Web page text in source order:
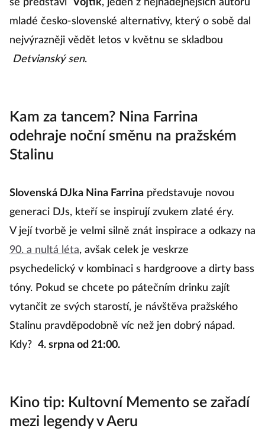
se představí Vojtik, jeden z nejnadějnějších autorů
mladé česko-slovenské alternativy, který o sobě dal
nejvýrazněji vědět letos v květnu se skladbou
Detvianský sen.
Kam za tancem? Nina Farrina
odehraje noční směnu na pražském
Stalinu
Slovenská DJka Nina Farrina představuje novou
generaci DJs, kteří se inspirují zvukem zlaté éry.
V její tvorbě je velmi silně znát inspirace a odkazy na
90. a nultá léta, avšak celek je veskrze
psychedelický v kombinaci s hardgroove a dirty bass
tóny. Pokud se chcete po pátečním drinku zajít
vytančit ze svých starostí, je návštěva pražského
Stalinu pravděpodobně víc než jen dobrý nápad.
Kdy? 4. srpna od 21:00.
Kino tip: Kultovní Memento se zařadí
mezi legendy v Aeru